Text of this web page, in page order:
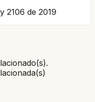
2106 de 2019